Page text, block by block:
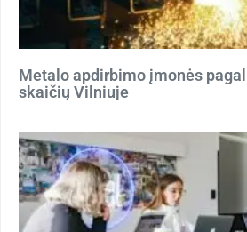
Metalo apdirbimo įmonės
skaičių Vilniuje